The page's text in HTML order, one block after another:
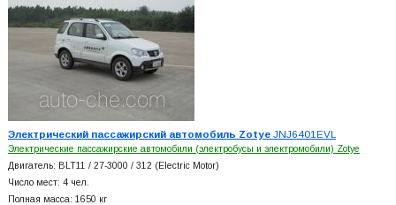
Электрический пассажирский автомобиль ZotyeJNJ6401EVL
Электрические пассажирские автомобили (электробусы и электромобили) Zotye
Двигатель: BLT11 / 27-3000 / 312 (Electric Motor)
Число мест: 4 чел.
Полная масса: 1650 кг